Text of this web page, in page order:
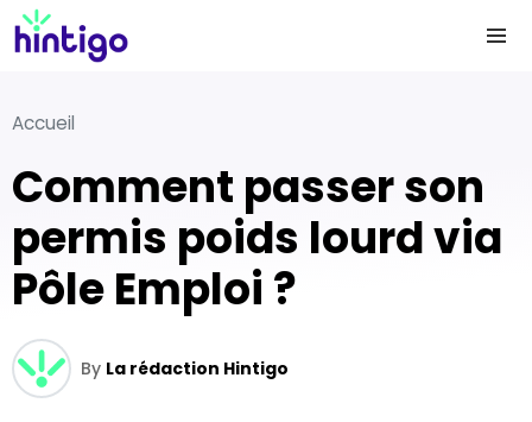
Accueil
Comment passer son
permis poids lourd via
Pôle Emploi ?
By La rédaction Hintigo